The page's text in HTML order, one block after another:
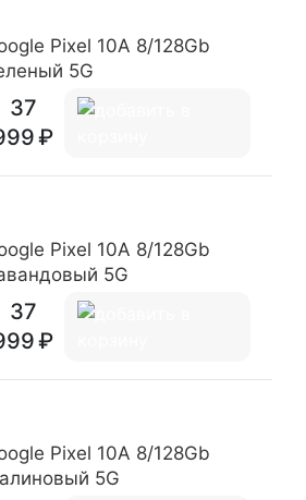
Pixel 10A 8/128Gb
5G
37
Pixel 10A 8/128Gb
5G
37
Pixel 10A 8/128Gb
5G